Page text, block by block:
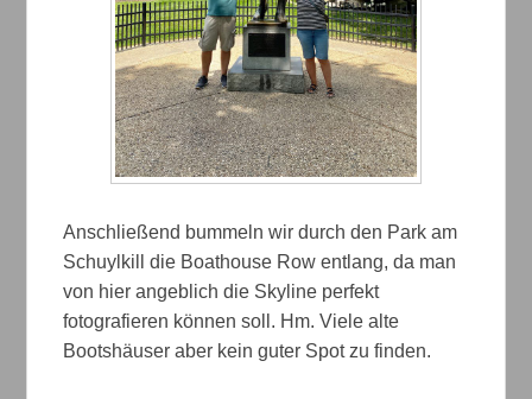
Anschließend bummeln wir durch den Park am
Schuylkill die Boathouse Row entlang, da man
von hier angeblich die Skyline perfekt
fotografieren können soll. Hm. Viele alte
Bootshäuser aber kein guter Spot zu finden.